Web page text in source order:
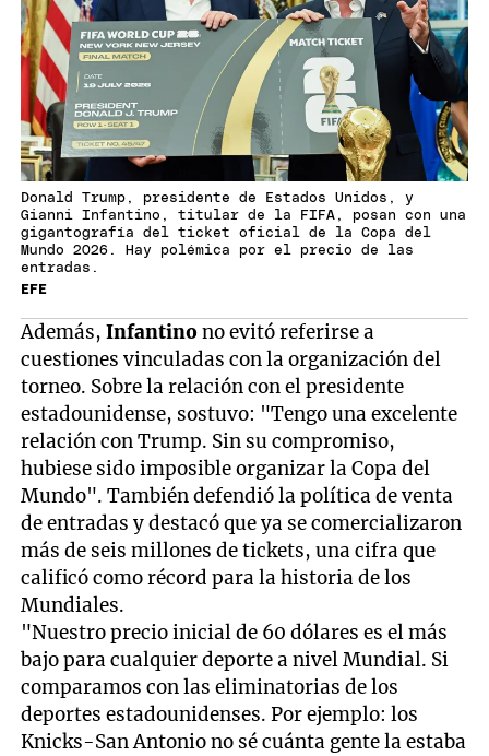
Donald Trump, presidente de Estados Unidos, y
Gianni Infantino, titular de la FIFA, posan con una
gigantografía del ticket oficial de la Copa del
Mundo 2026. Hay polémica por el precio de las
entradas.
EFE
Además,Infantinono evitó referirse a
cuestiones vinculadas con la organización del
torneo. Sobre la relación con el presidente
estadounidense, sostuvo: "Tengo una excelente
relación con Trump. Sin su compromiso,
hubiese sido imposible organizar la Copa del
Mundo". También defendió la política de venta
de entradas y destacó que ya se comercializaron
más de seis millones de tickets, una cifra que
calificó como récord para la historia de los
Mundiales.
"Nuestro precio inicial de 60 dólares es el más
bajo para cualquier deporte a nivel Mundial. Si
comparamos con las eliminatorias de los
deportes estadounidenses. Por ejemplo: los
Knicks-San Antonio no sé cuánta gente la estaba